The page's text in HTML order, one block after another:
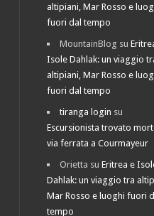
altipiani, Mar Rosso e
fuori dal tempo
MountainBlog su
Isole Dahlak: un viaggio
altipiani, Mar Rosso e
fuori dal tempo
tiranga login su
Escursionista trovato
via ferrata a Courmayeur
Orietta suEritrea e
Dahlak: un viaggio tra
Mar Rosso e luoghi fuori
tempo